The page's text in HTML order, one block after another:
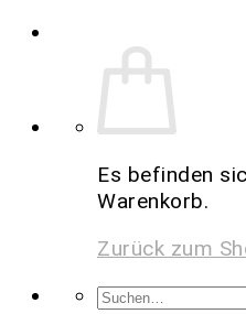
Es befinden
Warenkorb.
Zurück zum